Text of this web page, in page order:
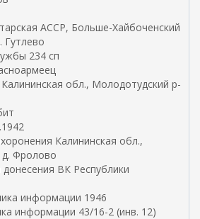
я
ы
АССР, Больше-Хайбоченский
Гутлево
234 сп
обл., Молодотудский р-
Калининская обл.,
Фролово
ВК Республики
информации 1946
информации 43/16-2 (инв. 12)